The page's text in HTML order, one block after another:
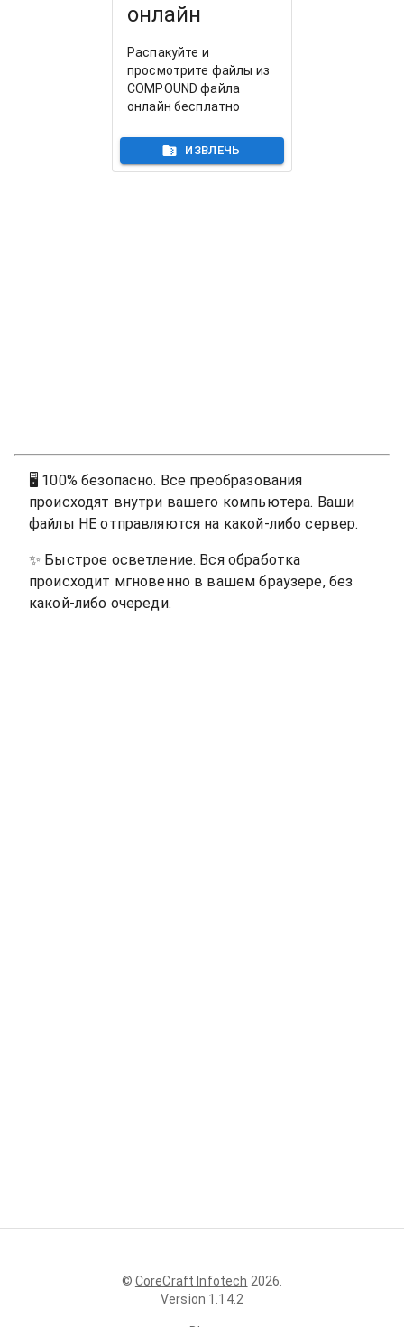
онлайн
Распакуйте и
просмотрите файлы из
COMPOUND файла
онлайн бесплатно
ИЗВЛЕЧЬ
🖥 100% безопасно. Все преобразования
происходят внутри вашего компьютера. Ваши
файлы НЕ отправляются на какой-либо сервер.
✨ Быстрое осветление. Вся обработка
происходит мгновенно в вашем браузере, без
какой-либо очереди.
© CoreCraft Infotech 2026
Version 1.14.2